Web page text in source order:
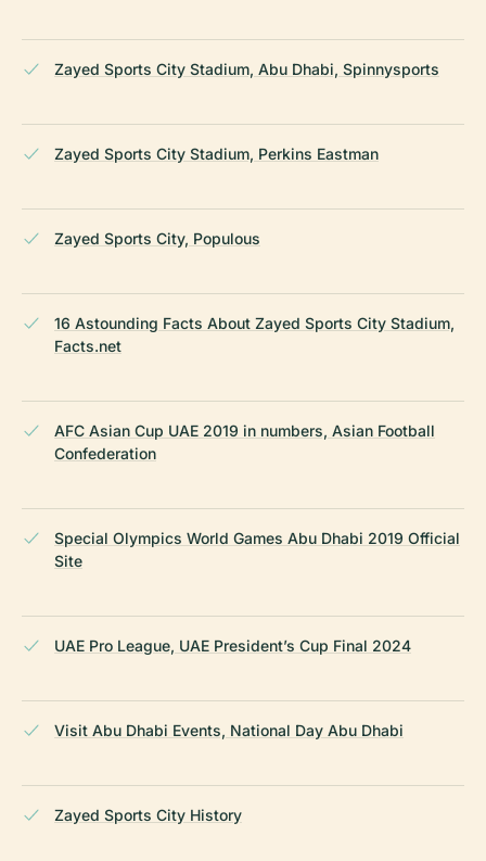
Zayed Sports City Stadium, Abu Dhabi, Spinnysports
Zayed Sports City Stadium, Perkins Eastman
Zayed Sports City, Populous
16 Astounding Facts About Zayed Sports City Stadium,
Facts.net
AFC Asian Cup UAE 2019 in numbers, Asian Football
Confederation
Special Olympics World Games Abu Dhabi 2019 Official
Site
UAE Pro League, UAE President’s Cup Final 2024
Visit Abu Dhabi Events, National Day Abu Dhabi
Zayed Sports City History